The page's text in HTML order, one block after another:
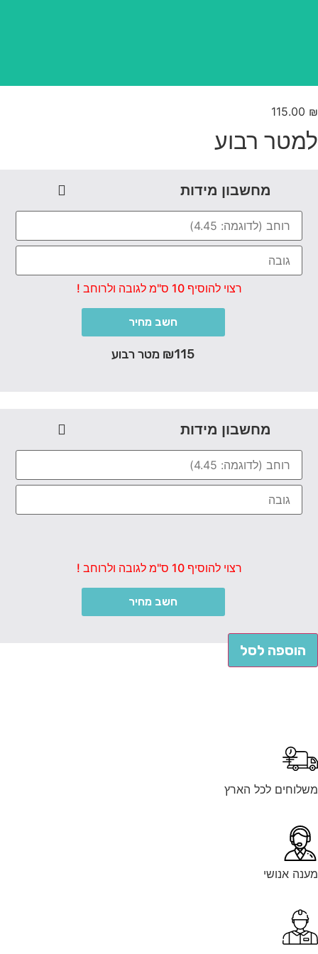
115.00
רבוע
מחשבון מידות
רצוי להוסיף 10 ס"מ לגובה ולרוחב !
חשב מחיר
₪115 מטר רבוע
מחשבון מידות
רצוי להוסיף 10 ס"מ לגובה ולרוחב !
חשב מחיר
הוספה לסל
לכל הארץ
אנושי